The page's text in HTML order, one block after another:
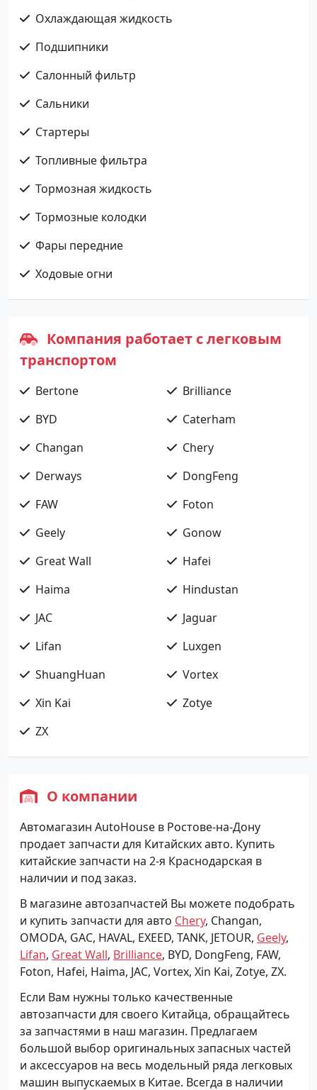
Охлаждающая жидкость
Подшипники
Салонный фильтр
Сальники
Стартеры
Топливные фильтра
Тормозная жидкость
Тормозные колодки
Фары передние
Ходовые огни
Компания работает с легковым
транспортом
Bertone
Brilliance
BYD
Caterham
Changan
Chery
Derways
DongFeng
FAW
Foton
Geely
Gonow
Great Wall
Hafei
Haima
Hindustan
JAC
Jaguar
Lifan
Luxgen
ShuangHuan
Vortex
Xin Kai
Zotye
ZX
О компании
Автомагазин AutoHouse в Ростове-на-Дону
продает запчасти для Китайских авто. Купить
китайские запчасти на 2-я Краснодарская в
наличии и под заказ.
В магазине автозапчастей Вы можете подобрать
и купить запчасти для авто Chery, Changan,
OMODA, GAC, HAVAL, EXEED, TANK, JETOUR, Geely,
Lifan, Great Wall, Brilliance, BYD, DongFeng, FAW,
Foton, Hafei, Haima, JAC, Vortex, Xin Kai, Zotye, ZX.
Если Вам нужны только качественные
автозапчасти для своего Китайца, обращайтесь
за запчастями в наш магазин. Предлагаем
большой выбор оригинальных запасных частей
и аксессуаров на весь модельный ряда легковых
машин выпускаемых в Китае. Всегда в наличии